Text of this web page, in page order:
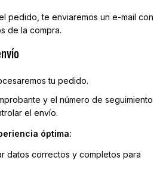
pedido, te enviaremos un e-mail con
de la compra.
tu pedido.
y el número de seguimiento
el envío.
óptima:
datos correctos y completos para